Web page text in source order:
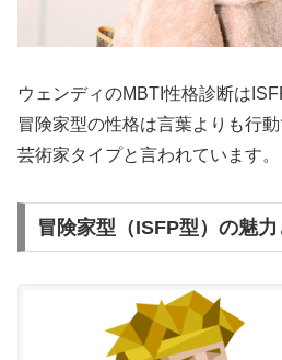
ウェンディのMBTI性格診断は
冒険家型の性格は言葉よりも行
芸術家タイプと言われています。
冒険家型（ISFP型）の魅